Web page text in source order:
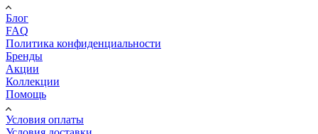
Блог
FAQ
Политика конфиденциальности
Бренды
Акции
Коллекции
Помощь
Условия оплаты